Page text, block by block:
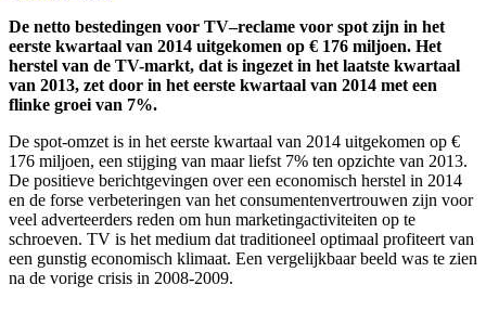
De netto bestedingen voor TV–reclame voor spot zijn in het
eerste kwartaal van 2014 uitgekomen op € 176 miljoen. Het
herstel van de TV-markt, dat is ingezet in het laatste kwartaal
van 2013, zet door in het eerste kwartaal van 2014 met een
flinke groei van 7%.
De spot-omzet is in het eerste kwartaal van 2014 uitgekomen op €
176 miljoen, een stijging van maar liefst 7% ten opzichte van 2013.
De positieve berichtgevingen over een economisch herstel in 2014
en de forse verbeteringen van het consumentenvertrouwen zijn voor
veel adverteerders reden om hun marketingactiviteiten op te
schroeven. TV is het medium dat traditioneel optimaal profiteert van
een gunstig economisch klimaat. Een vergelijkbaar beeld was te zien
na de vorige crisis in 2008-2009.